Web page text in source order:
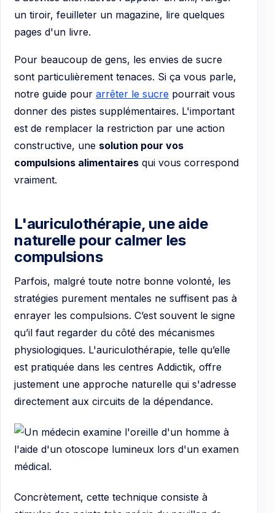
un tiroir, feuilleter un magazine, lire quelques
pages d'un livre.
Pour beaucoup de gens, les envies de sucre
sont particulièrement tenaces. Si ça vous parle,
notre guide pour arrêter le sucre pourrait vous
donner des pistes supplémentaires. L'important
est de remplacer la restriction par une action
constructive, une solution pour vos
compulsions alimentaires qui vous correspond
vraiment.
L'auriculothérapie, une aide
naturelle pour calmer les
compulsions
Parfois, malgré toute notre bonne volonté, les
stratégies purement mentales ne suffisent pas à
enrayer les compulsions. C’est souvent le signe
qu’il faut regarder du côté des mécanismes
physiologiques. L'auriculothérapie, telle qu’elle
est pratiquée dans les centres Addictik, offre
justement une approche naturelle qui s'adresse
directement aux circuits de la dépendance.
Concrètement, cette technique consiste à